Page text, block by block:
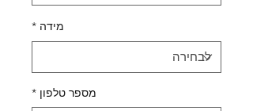
מידה *
מספר טלפון *